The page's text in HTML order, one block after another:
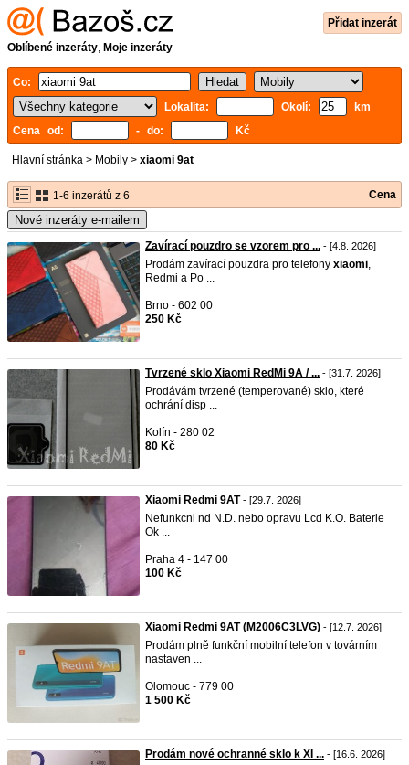
Přidat inzerát
Oblíbené inzeráty, Moje inzeráty
Co:
Lokalita:
Okolí:
km
Cena od:
- do: Kč
Hlavní stránka > Mobily > xiaomi 9at
1-6 inzerátů z 6 Cena
Nové inzeráty e-mailem
Zavírací pouzdro se vzorem pro ... - [4.8. 2026]
Prodám zavírací pouzdra pro telefony xiaomi,
Redmi a Po ...
Brno - 602 00
250 Kč
Tvrzené sklo Xiaomi RedMi 9A / ... - [31.7. 2026]
Prodávám tvrzené (temperované) sklo, které
ochrání disp ...
Kolín - 280 02
80 Kč
Xiaomi Redmi 9AT- [29.7. 2026]
Nefunkcni nd N.D. nebo opravu Lcd K.O. Baterie
Ok ...
Praha 4 - 147 00
100 Kč
Xiaomi Redmi 9AT (M2006C3LVG) - [12.7. 2026]
Prodám plně funkční mobilní telefon v továrním
nastaven ...
Olomouc - 779 00
1 500 Kč
Prodám nové ochranné sklo k XI ... - [16.6. 2026]